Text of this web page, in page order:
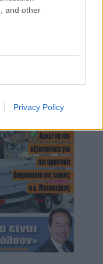
and other
Privacy Policy